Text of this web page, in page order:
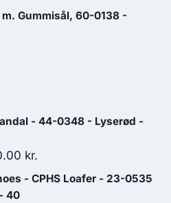
279.30 kr..
aktuelle
Gummisål, 60-0138 -
- 44-0348 - Lyserød -
kr.
aktuelle
- CPHS Loafer - 23-0535
40